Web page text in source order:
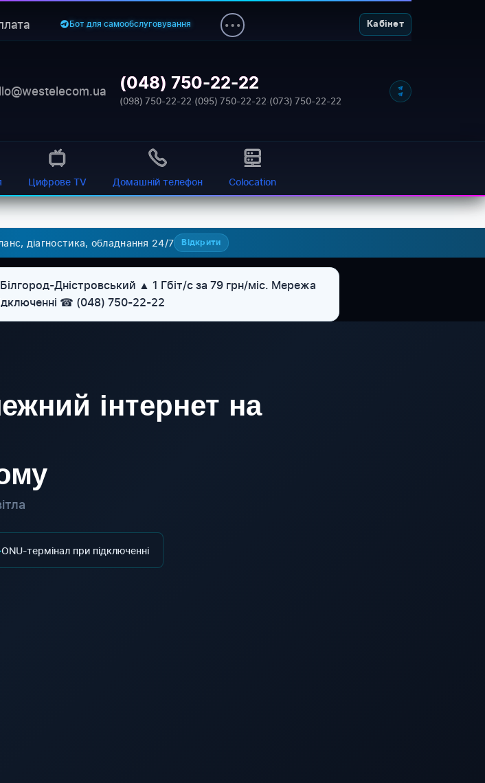
Бот для самообслуговування Кабінет
(048) 750-22-22
(098) 750-22-22·(095) 750-22-22·(073) 750-22-22
Цифрове TV Домашній телефон Colocation
діагностика, обладнання 24/7 Відкрити
Дністровський ▲ 1 Гбіт/с за 79 грн/міс. Мережа
☎ (048) 750-22-22
NETWORK_STATUS: ONLINE
інтернет на
ONU-термінал при підключенні